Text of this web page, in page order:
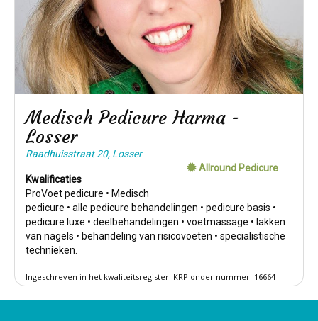
Medisch Pedicure Harma -
Losser
Allround Pedicure
Raadhuisstraat 20, Losser
Kwalificaties
ProVoet pedicure • Medisch
pedicure • alle pedicure behandelingen • pedicure basis •
pedicure luxe • deelbehandelingen • voetmassage • lakken
van nagels • behandeling van risicovoeten • specialistische
technieken.
Ingeschreven in het kwaliteitsregister: KRP onder nummer: 16664